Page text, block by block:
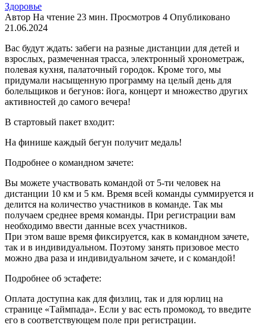
Здоровье
Автор На чтение 23 мин. Просмотров 4 Опубликовано
21.06.2024
Вас будут ждать: забеги на разные дистанции для детей и
взрослых, размеченная трасса, электронный хронометраж,
полевая кухня, палаточный городок. Кроме того, мы
придумали насыщенную программу на целый день для
болельщиков и бегунов: йога, концерт и множество других
активностей до самого вечера!
В стартовый пакет входит:
На финише каждый бегун получит медаль!
Подробнее о командном зачете:
Вы можете участвовать командой от 5-ти человек на
дистанции 10 км и 5 км. Время всей команды суммируется и
делится на количество участников в команде. Так мы
получаем среднее время команды. При регистрации вам
необходимо ввести данные всех участников.
При этом ваше время фиксируется, как в командном зачете,
так и в индивидуальном. Поэтому занять призовое место
можно два раза и индивидуальном зачете, и с командой!
Подробнее об эстафете:
Оплата доступна как для физлиц, так и для юрлиц на
странице «Таймпада». Если у вас есть промокод, то введите
его в соответствующем поле при регистрации.